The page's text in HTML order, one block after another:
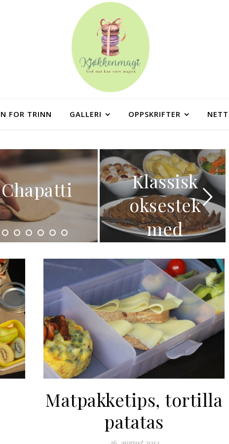
FOR TRINN GALLERI OPPSKRIFTER
Klassisk
oksestek
med
brun
Laksewraps
med
mangosalsa
Matpakketips, tortilla
patatas